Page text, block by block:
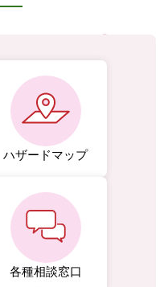
ハザードマップ
各種相談窓口